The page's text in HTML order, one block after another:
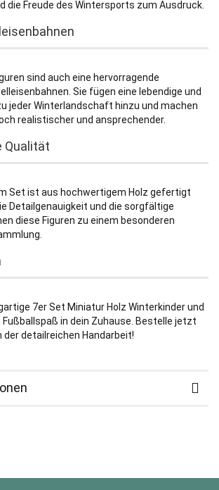
die Freude des Wintersports zum Ausdruck.
sind auch eine hervorragende
Sie fügen eine lebendige und
jeder Winterlandschaft hinzu und machen
realistischer und ansprechender.
Qualität
Set ist aus hochwertigem Holz gefertigt
Detailgenauigkeit und die sorgfältige
diese Figuren zu einem besonderen
7er Set Miniatur Holz Winterkinder und
in dein Zuhause. Bestelle jetzt
der detailreichen Handarbeit!